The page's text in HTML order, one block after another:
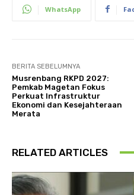
WhatsApp
BERITA SEBELUMNYA
Musrenbang RKPD 2027:
Pemkab Magetan Fokus
Perkuat Infrastruktur
Ekonomi dan Kesejahteraan
Merata
RELATED ARTICLES